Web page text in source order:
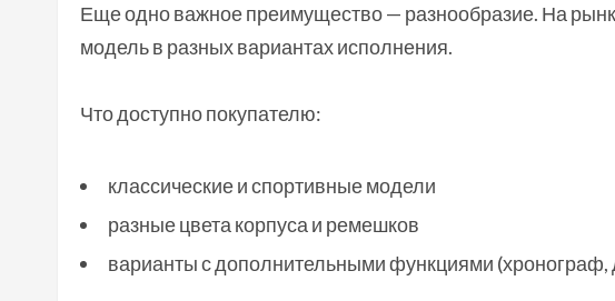
Еще одно важное преимущество — разнообразие. На
модель в разных вариантах исполнения.
Что доступно покупателю:
классические и спортивные модели
разные цвета корпуса и ремешков
варианты с дополнительными функциями (хронограф,